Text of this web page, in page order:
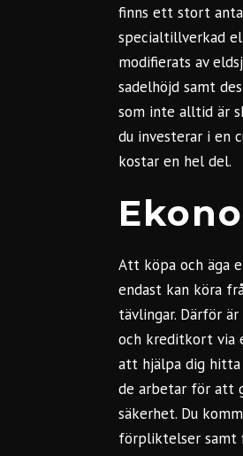
finns ett stort
specialtillverkad
modifierats av
sadelhöjd samt
som inte alltid är
du investerar i en
kostar en hel del.
Att köpa och äga
endast kan köra
tävlingar. Därför
och kreditkort via
att hjälpa dig hitta
de arbetar för att
säkerhet. Du
förpliktelser samt